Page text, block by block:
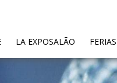
(CURRENT)
LA EXPOSALÃO FERIAS